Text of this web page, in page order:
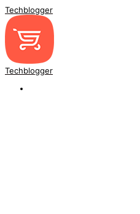
Techblogger
Techblogger